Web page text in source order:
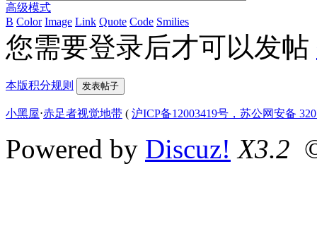
高级模式
B Color Image Link Quote Code Smilies
您需要登录后才可以发帖
本版积分规则 发表帖子
小黑屋⋅赤足者视觉地带 ( 沪ICP备12003419号，苏公网安备
Powered by Discuz! X3.2